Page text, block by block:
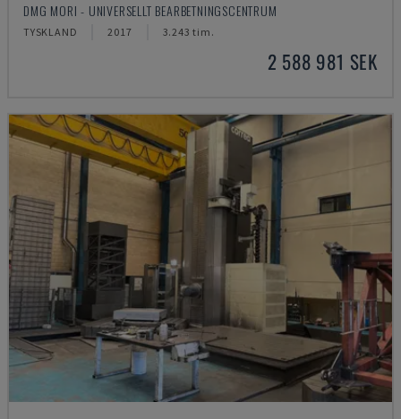
DMG MORI - UNIVERSELLT BEARBETNINGSCENTRUM
TYSKLAND 2017 3.243 tim.
2 588 981 SEK